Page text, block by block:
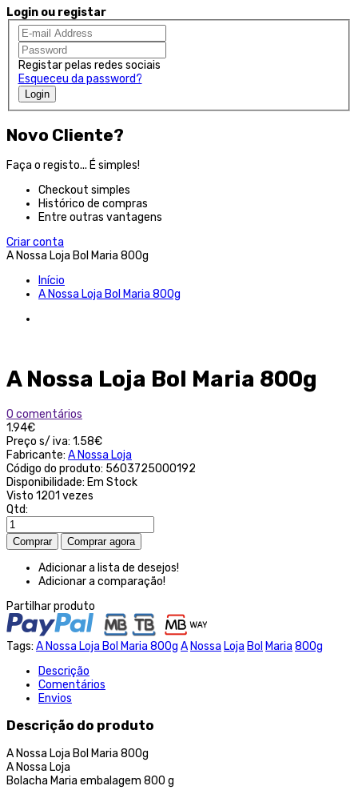
Login ou registar
Registar pelas redes sociais
Esqueceu da password?
Login
Novo Cliente?
Faça o registo... É simples!
Checkout simples
Histórico de compras
Entre outras vantagens
Criar conta
A Nossa Loja Bol Maria 800g
Início
A Nossa Loja Bol Maria 800g
A Nossa Loja Bol Maria 800g
0 comentários
1.94€
Preço s/ iva: 1.58€
Fabricante: A Nossa Loja
Código do produto: 5603725000192
Disponibilidade: Em Stock
Visto 1201 vezes
Qtd:
Adicionar a lista de desejos!
Adicionar a comparação!
Partilhar produto
Tags: A Nossa Loja Bol Maria 800g A Nossa Loja Bol Maria 800g
Descrição
Comentários
Envios
Descrição do produto
A Nossa Loja Bol Maria 800g
A Nossa Loja
Bolacha Maria embalagem 800 g